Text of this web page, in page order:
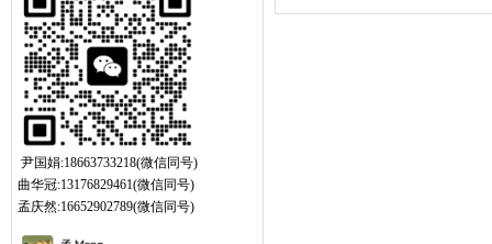
尹国娟:18663733218(微信同号)
曲华冠:13176829461(微信同号)
孟庆然:16652902789(微信同号)